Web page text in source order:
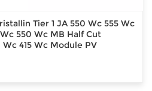
Tier 1 JA 550 Wc 555 Wc
550 Wc MB Half Cut
415 Wc Module PV